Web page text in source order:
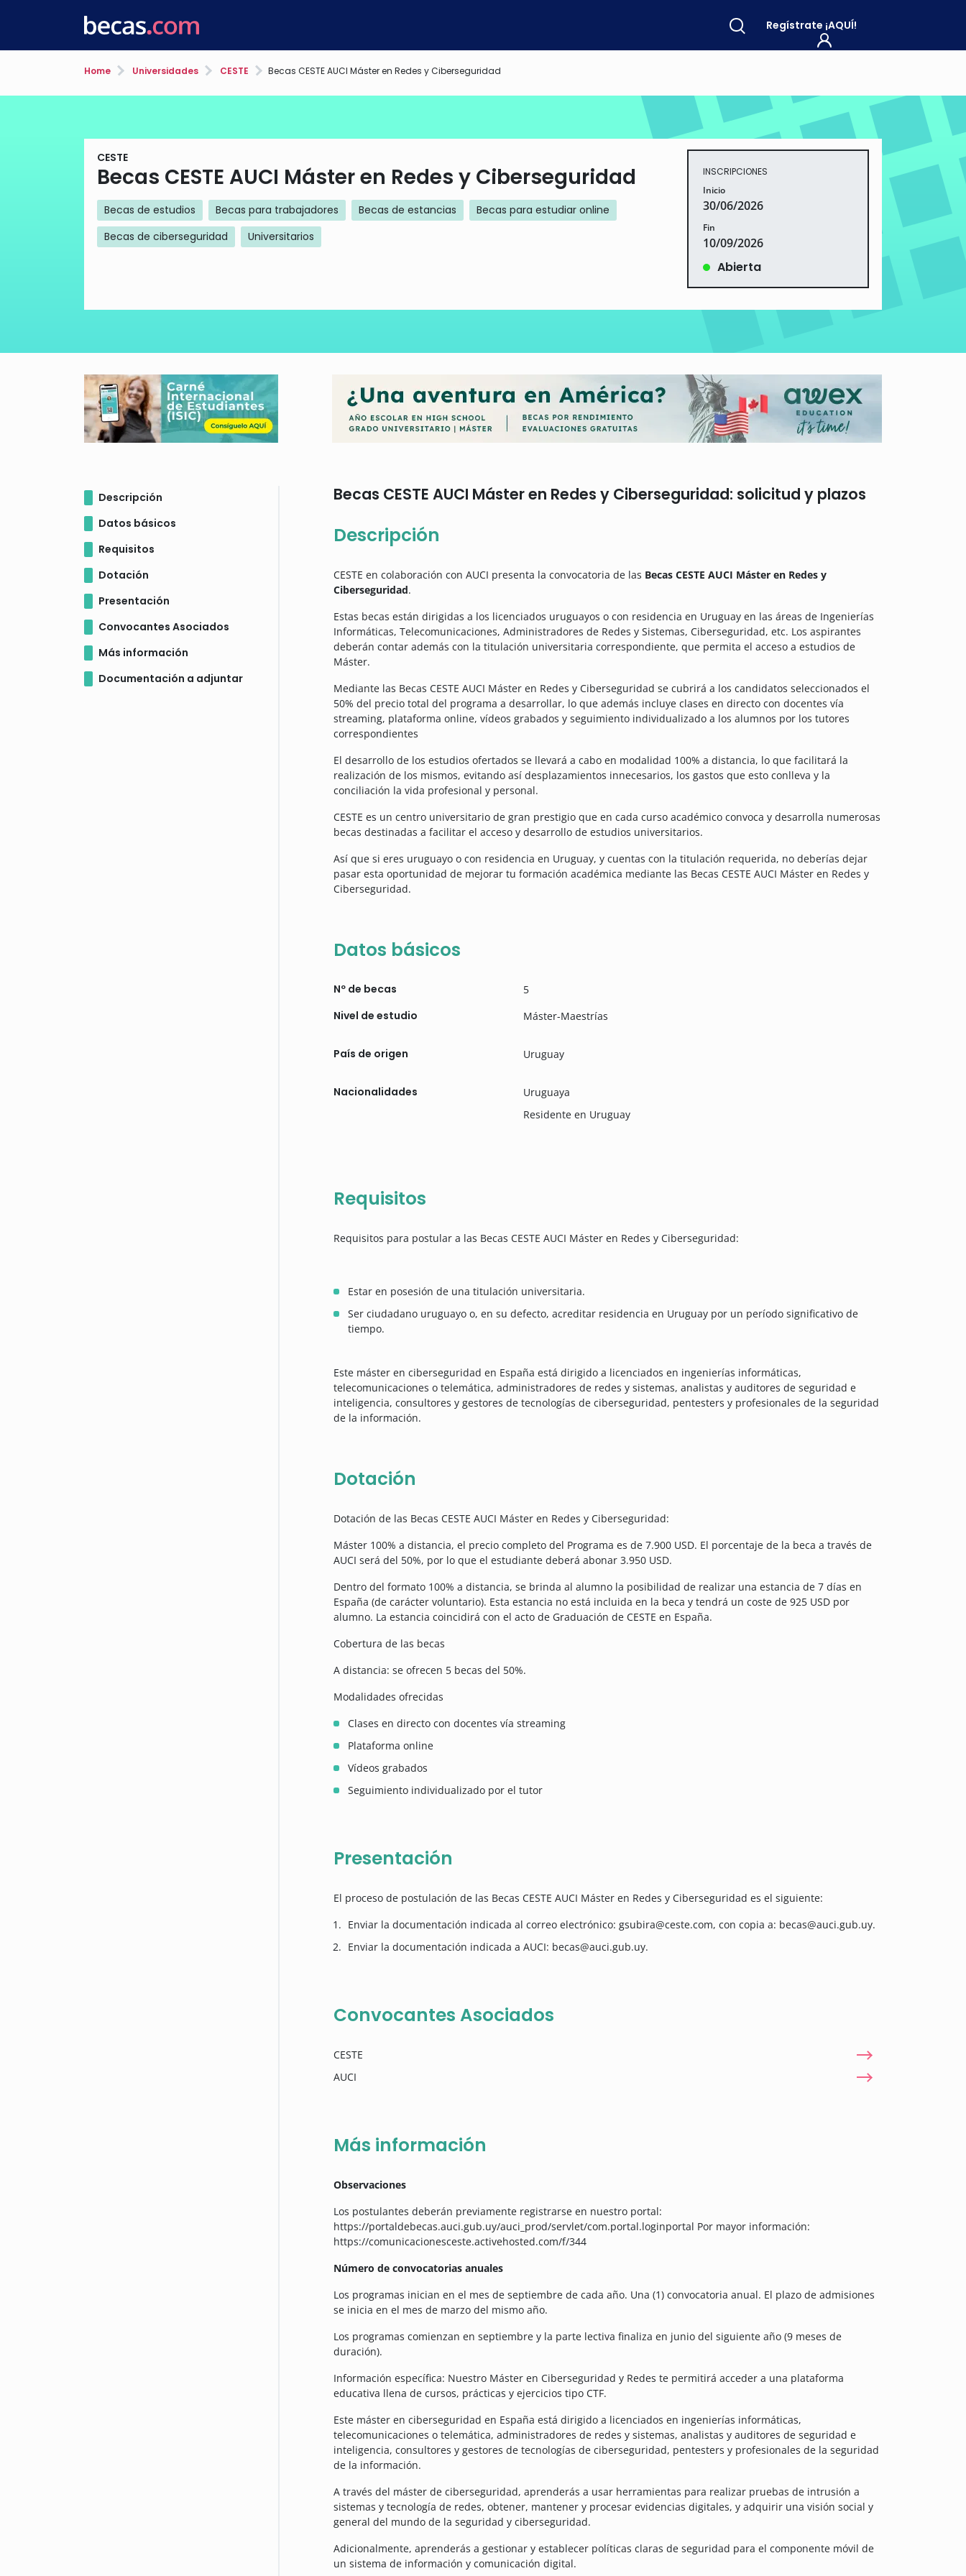
Regístrate ¡AQUÍ!
Home Universidades CESTE Becas CESTE AUCI Máster en Redes y Ciberseguridad
CESTE
Becas CESTE AUCI Máster en Redes y Ciberseguridad
Becas de estudios Becas para trabajadores Becas de estancias
Becas para estudiar online
Becas de ciberseguridad
Universitarios
INSCRIPCIONES
Inicio
30/06/2026
Fin
10/09/2026
Abierta
Descripción
Datos básicos
Requisitos
Dotación
Presentación
Convocantes Asociados
Más información
Documentación a adjuntar
Becas CESTE AUCI Máster en Redes y Ciberseguridad: solicitud y plazos
Descripción
CESTE en colaboración con AUCI presenta la convocatoria de las Becas CESTE AUCI Máster en Redes y
Ciberseguridad.
Estas becas están dirigidas a los licenciados uruguayos o con residencia en Uruguay en las áreas de Ingenierías
Informáticas, Telecomunicaciones, Administradores de Redes y Sistemas, Ciberseguridad, etc. Los aspirantes
deberán contar además con la titulación universitaria correspondiente, que permita el acceso a estudios de
Máster.
Mediante las Becas CESTE AUCI Máster en Redes y Ciberseguridad se cubrirá a los candidatos seleccionados el
50% del precio total del programa a desarrollar, lo que además incluye clases en directo con docentes vía
streaming, plataforma online, vídeos grabados y seguimiento individualizado a los alumnos por los tutores
correspondientes
El desarrollo de los estudios ofertados se llevará a cabo en modalidad 100% a distancia, lo que facilitará la
realización de los mismos, evitando así desplazamientos innecesarios, los gastos que esto conlleva y la
conciliación la vida profesional y personal.
CESTE es un centro universitario de gran prestigio que en cada curso académico convoca y desarrolla numerosas
becas destinadas a facilitar el acceso y desarrollo de estudios universitarios.
Así que si eres uruguayo o con residencia en Uruguay, y cuentas con la titulación requerida, no deberías dejar
pasar esta oportunidad de mejorar tu formación académica mediante las Becas CESTE AUCI Máster en Redes y
Ciberseguridad.
Datos básicos
Nº de becas 5
Nivel de estudio Máster-Maestrías
País de origen Uruguay
Nacionalidades
Uruguaya
Residente en Uruguay
Requisitos
Requisitos para postular a las Becas CESTE AUCI Máster en Redes y Ciberseguridad:
Estar en posesión de una titulación universitaria.
Ser ciudadano uruguayo o, en su defecto, acreditar residencia en Uruguay por un período significativo de
tiempo.
Este máster en ciberseguridad en España está dirigido a licenciados en ingenierías informáticas,
telecomunicaciones o telemática, administradores de redes y sistemas, analistas y auditores de seguridad e
inteligencia, consultores y gestores de tecnologías de ciberseguridad, pentesters y profesionales de la seguridad
de la información.
Dotación
Dotación de las Becas CESTE AUCI Máster en Redes y Ciberseguridad:
Máster 100% a distancia, el precio completo del Programa es de 7.900 USD. El porcentaje de la beca a través de
AUCI será del 50%, por lo que el estudiante deberá abonar 3.950 USD.
Dentro del formato 100% a distancia, se brinda al alumno la posibilidad de realizar una estancia de 7 días en
España (de carácter voluntario). Esta estancia no está incluida en la beca y tendrá un coste de 925 USD por
alumno. La estancia coincidirá con el acto de Graduación de CESTE en España.
Cobertura de las becas
A distancia: se ofrecen 5 becas del 50%.
Modalidades ofrecidas
Clases en directo con docentes vía streaming
Plataforma online
Vídeos grabados
Seguimiento individualizado por el tutor
Presentación
El proceso de postulación de las Becas CESTE AUCI Máster en Redes y Ciberseguridad es el siguiente:
Enviar la documentación indicada al correo electrónico: gsubira@ceste.com, con copia a: becas@auci.gub.uy.
Enviar la documentación indicada a AUCI: becas@auci.gub.uy.
Convocantes Asociados
CESTE
AUCI
Más información
Observaciones
Los postulantes deberán previamente registrarse en nuestro portal:
https://portaldebecas.auci.gub.uy/auci_prod/servlet/com.portal.loginportal Por mayor información:
https://comunicacionesceste.activehosted.com/f/344
Número de convocatorias anuales
Los programas inician en el mes de septiembre de cada año. Una (1) convocatoria anual. El plazo de admisiones
se inicia en el mes de marzo del mismo año.
Los programas comienzan en septiembre y la parte lectiva finaliza en junio del siguiente año (9 meses de
duración).
Información específica: Nuestro Máster en Ciberseguridad y Redes te permitirá acceder a una plataforma
educativa llena de cursos, prácticas y ejercicios tipo CTF.
Este máster en ciberseguridad en España está dirigido a licenciados en ingenierías informáticas,
telecomunicaciones o telemática, administradores de redes y sistemas, analistas y auditores de seguridad e
inteligencia, consultores y gestores de tecnologías de ciberseguridad, pentesters y profesionales de la seguridad
de la información.
A través del máster de ciberseguridad, aprenderás a usar herramientas para realizar pruebas de intrusión a
sistemas y tecnología de redes, obtener, mantener y procesar evidencias digitales, y adquirir una visión social y
general del mundo de la seguridad y ciberseguridad.
Adicionalmente, aprenderás a gestionar y establecer políticas claras de seguridad para el componente móvil de
un sistema de información y comunicación digital.